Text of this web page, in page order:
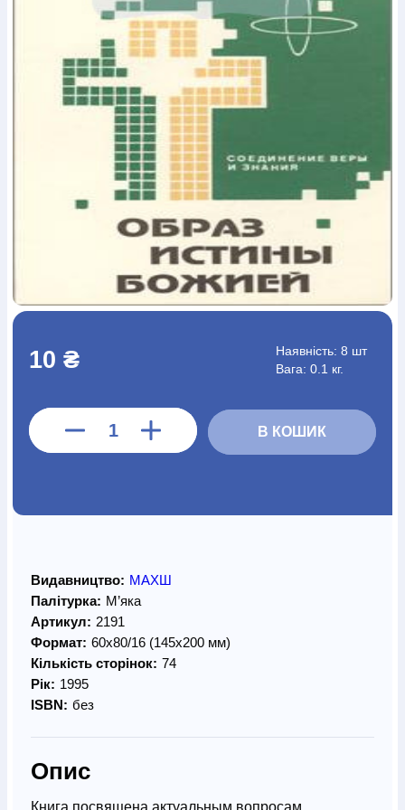
Шлюб і сім`яЮдаїзм
Супутні товари
Аудіо Ручки кулькові
Галантерея
Закладки для книг
ФутболкиБрелоки
БлокнотиЩоденники / щотижневики
Вироби з кераміки і глиниВироби з срібла
Навчальні мапиШкіряні вироби
Міні-лампиНаклейки Настільні ігри
ПлакатиПластмасові виробиХустки
Подарункові карткиРозвиваючі ігри Репринти
Свічки
Фотокартини Чохли на Библії
Канцелярскі товариКомп`ютерні ігри
Сувенирна продукціяГодинникиПазли
Книга в комплекті
За додатковою інформацією дзвоніть за номером:+38
10 ₴ Наявність: 8 шт
Вага: 0.1 кг.
В КОШИК
Видавництво: МАХШ
Палітурка: М’яка
Артикул: 2191
Формат: 60х80/16 (145х200 мм)
Кількість сторінок: 74
Рік: 1995
ISBN: без
Опис
Книга посвящена актуальным вопросам